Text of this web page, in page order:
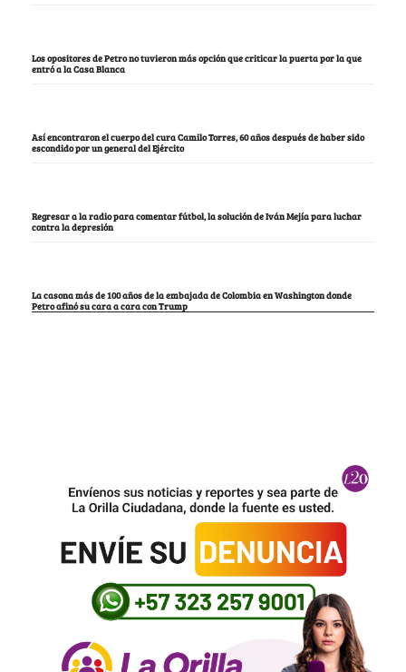
Los opositores de Petro no tuvieron más opción que criticar la puerta por la que
entró a la Casa Blanca
Así encontraron el cuerpo del cura Camilo Torres, 60 años después de haber sido
escondido por un general del Ejército
Regresar a la radio para comentar fútbol, la solución de Iván Mejía para luchar
contra la depresión
La casona más de 100 años de la embajada de Colombia en Washington donde
Petro afinó su cara a cara con Trump